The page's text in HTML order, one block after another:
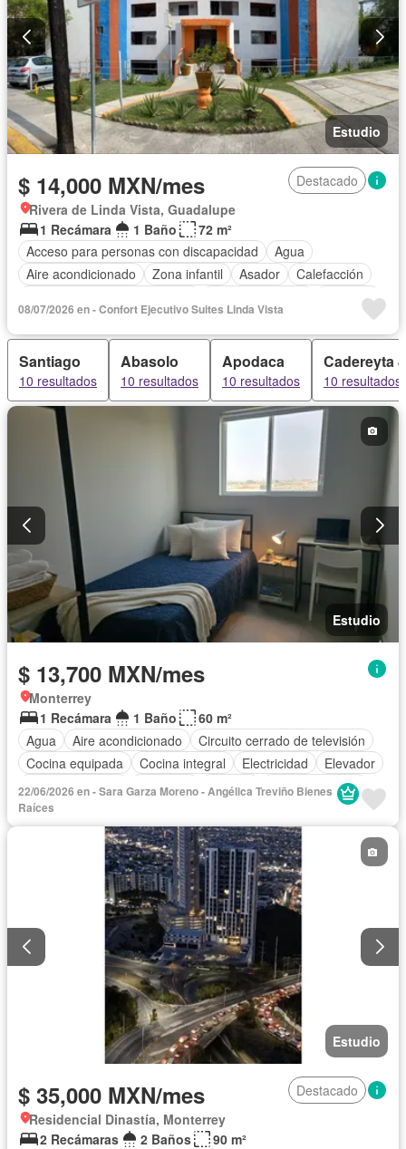
Estudio
$ 14,000 MXN/mes
Destacado
Rivera de Linda Vista, Guadalupe
1 Recámara
1 Baño
72 m²
Acceso para personas con discapacidad
Agua
Aire acondicionado
Zona infantil Asador
Calefacción
Elevador
Estacionamiento
Internet
Despacho
Televisión por cable
Wifi Completamente amueblado
08/07/2026 en - Confort Ejecutivo Suites Linda Vista
Santiago
10 resultados
Abasolo
10 resultados
Apodaca
10 resultados
Cadereyta
10 resultados
Estudio
$ 13,700 MXN/mes
Monterrey
1 Recámara
1 Baño
60 m²
Agua
Aire acondicionado
Circuito cerrado de televisión
Cocina equipada
Cocina integral Electricidad
Elevador
Estacionamiento
Gimnasio Internet
Sala polivalente
Terraza
22/06/2026 en - Sara Garza Moreno - Angélica Treviño Bienes
Raíces
Estudio
$ 35,000 MXN/mes
Destacado
Residencial Dinastía, Monterrey
2 Recámaras
2 Baños
90 m²